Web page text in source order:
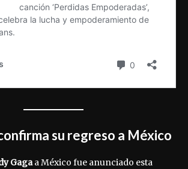
su regreso a México
Gagaa México fue anunciado esta